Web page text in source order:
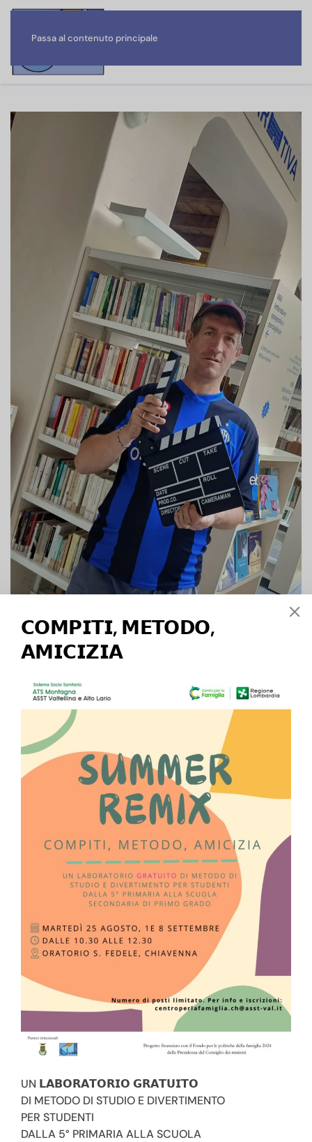
Passa al contenuto principale
TG Centro
super_noratechil22 Aprile 2026 . Pubblicato in
Tante notizie sulle nostre attività, interviste e video
divertenti realizzati dal gruppo di cortometraggio
l’ultima novità è la divertentissima rubrica CDD CAFFE’.
In redazione abbiamo la nostra presentatrice Debora
con gli inviati Walter, Mattia, Damiano, dietro le quinti
Fabio e Gabriele per supporto tecnico ma non si tirano
indietro quando devo recitare in qualche schetch.
Trovi anche i nostri cortometraggi che abbiamo
realizzato col gruppo “Volevo Fare del Cinema”
Seguici su facebook e iscriviti al canale youtube per
Facebook
YouTube
Instagram
𝗖𝗢𝗠𝗣𝗜𝗧𝗜, 𝗠𝗘𝗧𝗢𝗗𝗢,
𝗔𝗠𝗜𝗖𝗜𝗭𝗜𝗔
UN 𝗟𝗔𝗕𝗢𝗥𝗔𝗧𝗢𝗥𝗜𝗢 𝗚𝗥𝗔𝗧𝗨𝗜𝗧𝗢
DI METODO DI STUDIO E DIVERTIMENTO
PER STUDENTI
DALLA 5° PRIMARIA ALLA SCUOLA